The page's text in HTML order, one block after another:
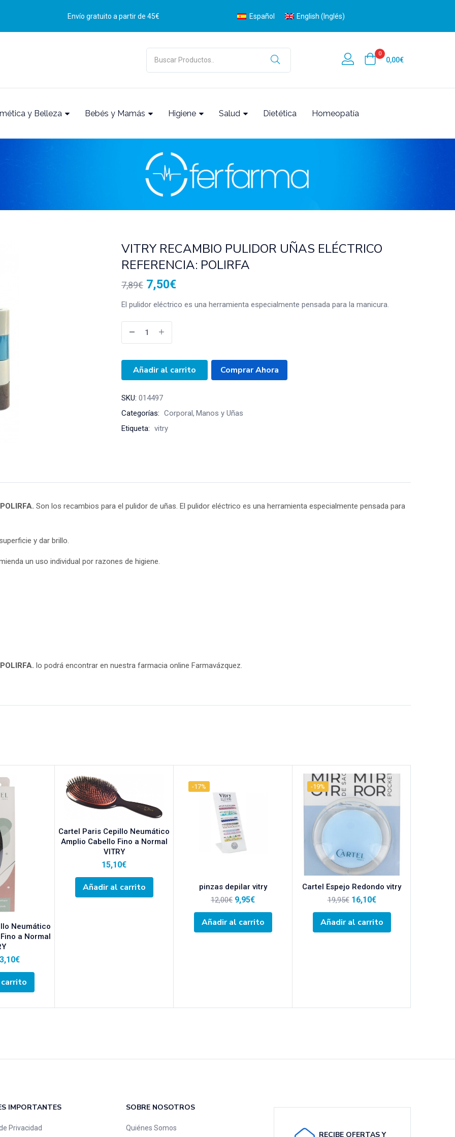
Envío gratuito a partir de 45€ Español English ( Inglés)
0
0,00€
y Belleza Bebés y Mamás Higiene Salud Dietética Homeopatía
VITRY RECAMBIO PULIDOR UÑAS ELÉCTRICO
REFERENCIA: POLIRFA
7,89€ 7,50€
El pulidor eléctrico es una herramienta especialmente pensada para la manicura.
Añadir al carrito Comprar Ahora
SKU: 014497
Categorías: Corporal Manos y Uñas
Etiqueta: vitry
Son los recambios para el pulidor de uñas. El pulidor eléctrico es una herramienta especialmente pensada para
y dar brillo.
un uso individual por razones de higiene.
lo podrá encontrar en nuestra farmacia online Farmavázquez.
Neumático
a Normal
€
Cartel Paris Cepillo Neumático
Amplio Cabello Fino a Normal
VITRY
15,10€
Añadir al carrito
-17%
pinzas depilar vitry
12,00€ 9,95€
Añadir al carrito
-19%
Cartel Espejo Redondo vitry
19,95€ 16,10€
Añadir al carrito
IMPORTANTES
Privacidad
SOBRE NOSOTROS
Quiénes Somos
RECIBE OFERTAS Y